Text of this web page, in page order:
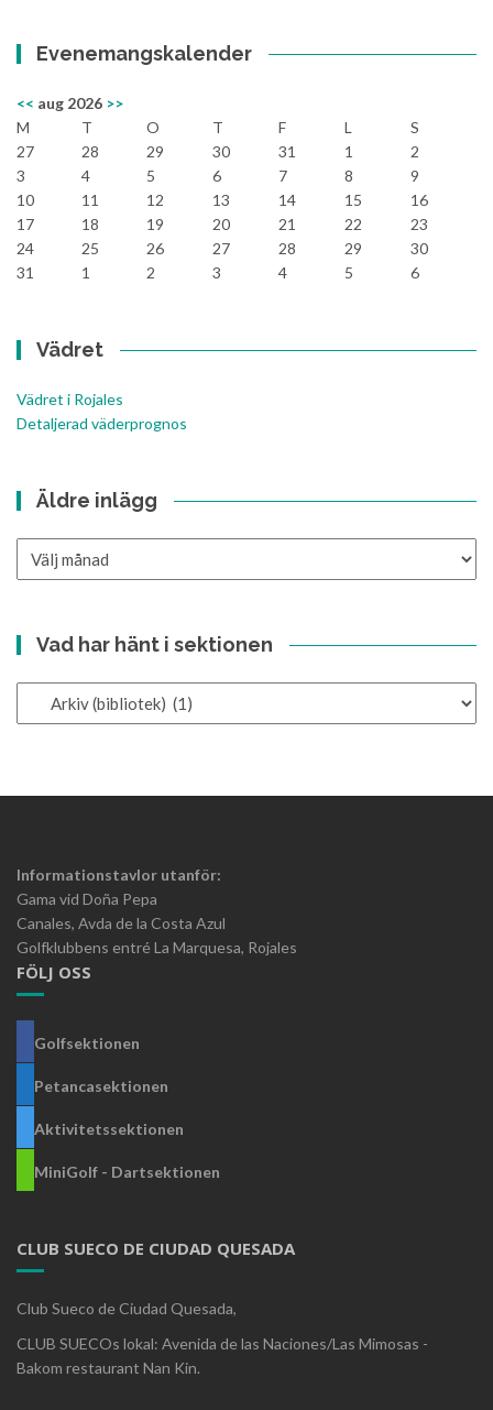
Evenemangskalender
<< aug 2026 >>
M
T O T F L
S
27
28 29 30 31 1
2
3
4 5 6 7 8
9
10
11 12 13 14 15
16
17
18 19 20 21 22
23
24
25 26 27 28 29
30
31
1 2 3 4 5 6
Vädret
Vädret i Rojales
Detaljerad väderprognos
Äldre inlägg
inlägg
Vad har hänt i sektionen
Informationstavlor utanför:
Gama vid Doña Pepa
Canales, Avda de la Costa Azul
Golfklubbens entré La Marquesa, Rojales
FÖLJ OSS
Golfsektionen
Petancasektionen
Aktivitetssektionen
MiniGolf - Dartsektionen
CLUB SUECO DE CIUDAD QUESADA
Club Sueco de Ciudad Quesada,
CLUB SUECOs lokal: Avenida de las Naciones/Las Mimosas -
Bakom restaurant Nan Kin.